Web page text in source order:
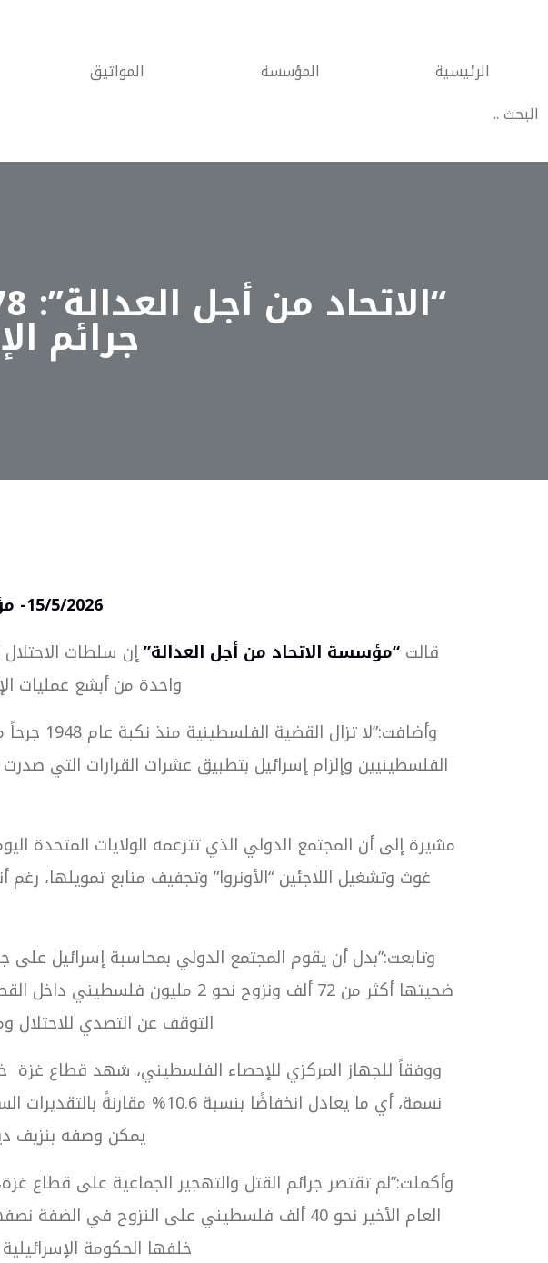
الرئيسية المؤسسة المواثيق
جرائم
15/5/2026-
قالت “مؤسسة الاتحاد من أجل العدالة”
واحدة من أبشع عمليات
الفلسطينيين وإلزام إسرائيل بتطبيق عشرات القرارات التي
مشيرة إلى أن المجتمع الدولي الذي تتزعمه الولايات المتحدة
غوث وتشغيل اللاجئين “الأونروا” وتجفيف منابع تمويلها،
وتابعت:”بدل أن يقوم المجتمع الدولي بمحاسبة إسرائيل
ضحيتها أكثر من 72 ألف ونزوح
التوقف عن التصدي للاحتلال
يمكن وصفه بنزيف
وأكملت:”لم تقتصر جرائم القتل والتهجير الجماعية على قطاع
العام الأخير نحو 40 ألف فلسطيني على النزوح
خلفها الحكومة